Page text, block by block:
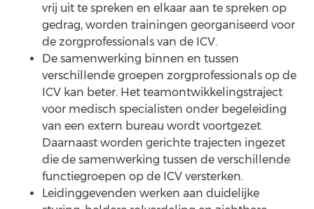
vrij uit te spreken en elkaar aan te spreken op
gedrag, worden trainingen georganiseerd voor
de zorgprofessionals van de ICV.
De samenwerking binnen en tussen
verschillende groepen zorgprofessionals op de
ICV kan beter. Het teamontwikkelingstraject
voor medisch specialisten onder begeleiding
van een extern bureau wordt voortgezet.
Daarnaast worden gerichte trajecten ingezet
die de samenwerking tussen de verschillende
functiegroepen op de ICV versterken.
Leidinggevenden werken aan duidelijke